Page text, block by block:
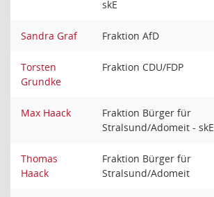
skE
Sandra Graf Fraktion AfD
Torsten
Grundke
Fraktion CDU/FDP
Max Haack
Fraktion Bürger für
Stralsund/Adomeit - skE
Thomas
Haack
Fraktion Bürger für
Stralsund/Adomeit